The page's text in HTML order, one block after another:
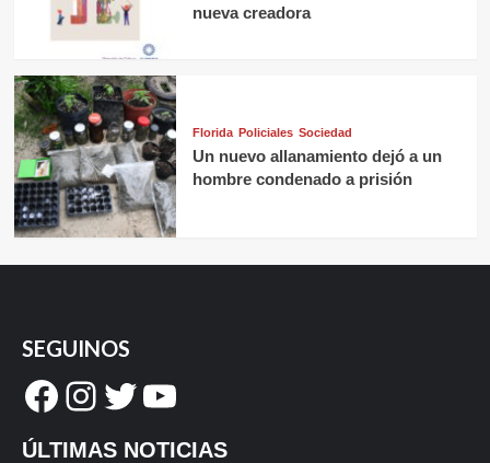
nueva creadora
Florida Policiales Sociedad
Un nuevo allanamiento dejó a un
hombre condenado a prisión
SEGUINOS
Facebook
Instagram
Twitter
YouTube
ÚLTIMAS NOTICIAS